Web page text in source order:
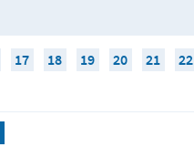
17 18 19 20 21 22